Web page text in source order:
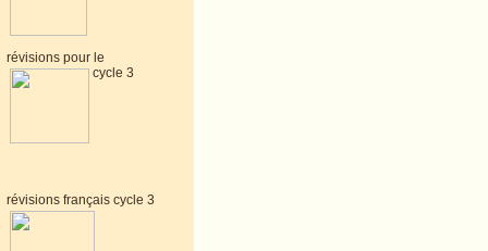
révisions pour le
cycle 3
révisions français cycle 3